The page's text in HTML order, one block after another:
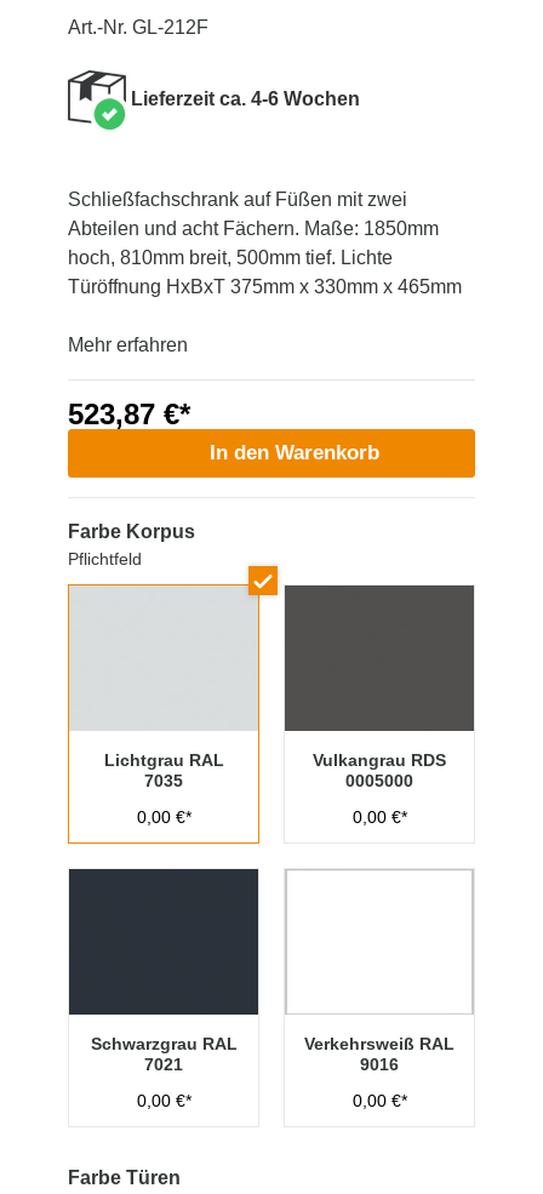
Art.-Nr. GL-212F
Lieferzeit ca. 4-6 Wochen
Schließfachschrank auf Füßen mit zwei
Abteilen und acht Fächern. Maße: 1850mm
hoch, 810mm breit, 500mm tief. Lichte
Türöffnung HxBxT 375mm x 330mm x 465mm
Mehr erfahren
523,87 €*
In den Warenkorb
Farbe Korpus
Pflichtfeld
Lichtgrau RAL
7035
0,00 €*
Vulkangrau RDS
0005000
0,00 €*
Schwarzgrau RAL
7021
0,00 €*
Verkehrsweiß RAL
9016
0,00 €*
Farbe Türen